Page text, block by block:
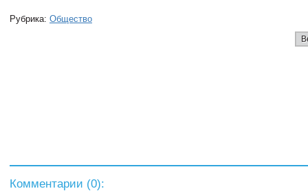
Рубрика: Общество
Комментарии (0):